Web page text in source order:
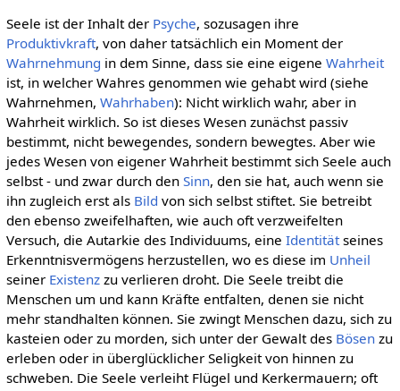
Seele ist der Inhalt der Psyche, sozusagen ihre
Produktivkraft, von daher tatsächlich ein Moment der
Wahrnehmung in dem Sinne, dass sie eine eigene Wahrheit
ist, in welcher Wahres genommen wie gehabt wird (siehe
Wahrnehmen, Wahrhaben): Nicht wirklich wahr, aber in
Wahrheit wirklich. So ist dieses Wesen zunächst passiv
bestimmt, nicht bewegendes, sondern bewegtes. Aber wie
jedes Wesen von eigener Wahrheit bestimmt sich Seele auch
selbst - und zwar durch den Sinn, den sie hat, auch wenn sie
ihn zugleich erst als Bild von sich selbst stiftet. Sie betreibt
den ebenso zweifelhaften, wie auch oft verzweifelten
Versuch, die Autarkie des Individuums, eine Identitätseines
Erkenntnisvermögens herzustellen, wo es diese im Unheil
seiner Existenzzu verlieren droht. Die Seele treibt die
Menschen um und kann Kräfte entfalten, denen sie nicht
mehr standhalten können. Sie zwingt Menschen dazu, sich zu
kasteien oder zu morden, sich unter der Gewalt des Bösenzu
erleben oder in überglücklicher Seligkeit von hinnen zu
schweben. Die Seele verleiht Flügel und Kerkermauern; oft